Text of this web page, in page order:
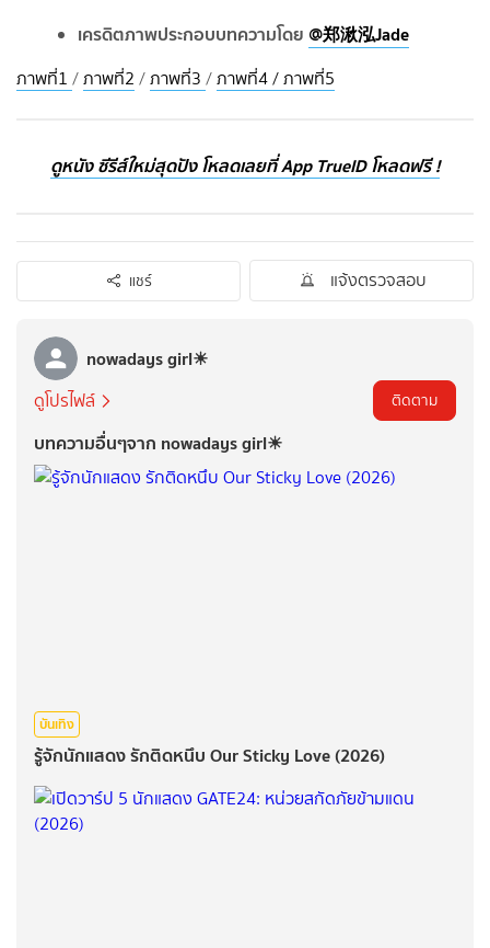
เครดิตภาพประกอบบทความโดย @郑湫泓Jade
ภาพที่1 /ภาพที่2 /ภาพที่3 /ภาพที่4 / ภาพที่5
ดูหนัง ซีรีส์ใหม่สุดปัง โหลดเลยที่ App TrueID โหลดฟรี !
แชร์ แจ้งตรวจสอบ
nowadays girl☀︎︎
ดูโปรไฟล์ ติดตาม
บทความอื่นๆจาก nowadays girl☀︎︎
บันเทิง
รู้จักนักแสดง รักติดหนึบ Our Sticky Love (2026)